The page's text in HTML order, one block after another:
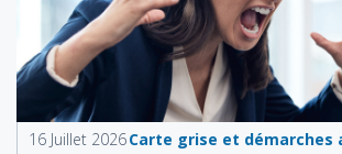
16 Juillet 2026Carte grise et démarches